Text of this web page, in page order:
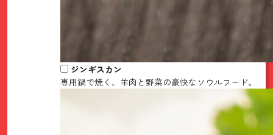
ジンギスカン
専用鍋で焼く、羊肉と野菜の豪快なソウルフード。